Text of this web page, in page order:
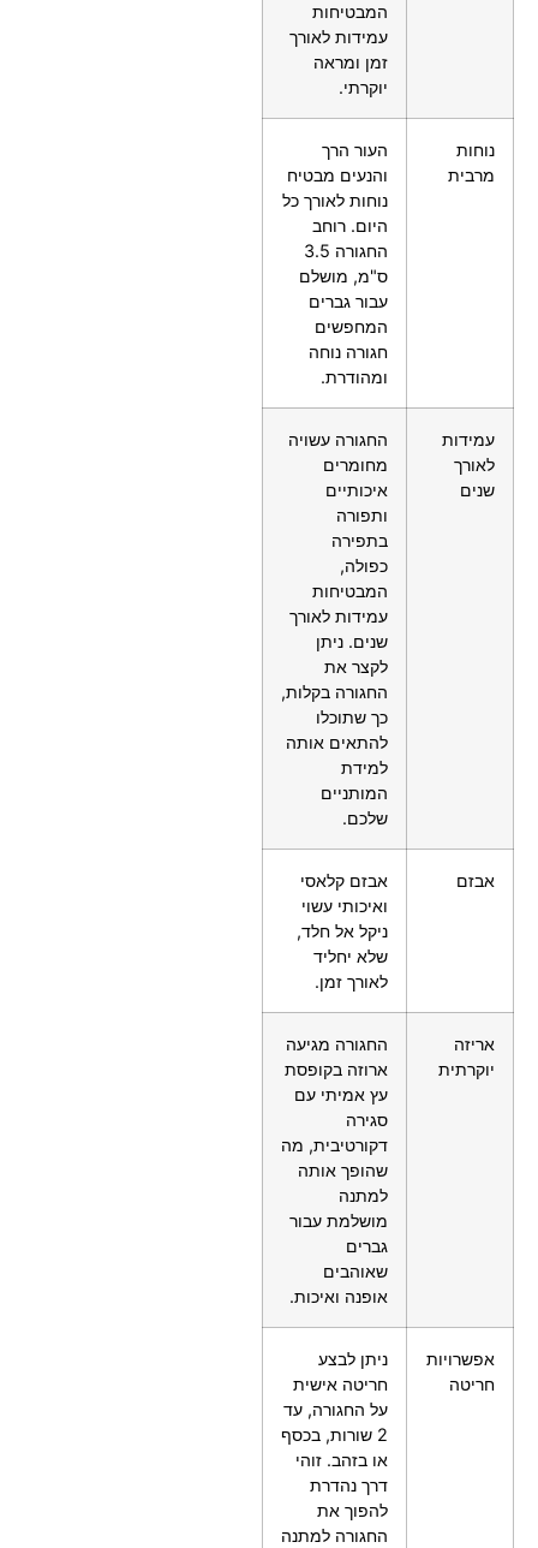
המבטיחות
עמידות לאורך
זמן ומראה
יוקרתי.
נוחות
מרבית
העור הרך
והנעים מבטיח
נוחות לאורך כל
היום. רוחב
החגורה 3.5
ס"מ, מושלם
עבור גברים
המחפשים
חגורה נוחה
ומהודרת.
עמידות
לאורך
שנים
החגורה עשויה
מחומרים
איכותיים
ותפורה
בתפירה
כפולה,
המבטיחות
עמידות לאורך
שנים. ניתן
לקצר את
החגורה בקלות,
כך שתוכלו
להתאים אותה
למידת
המותניים
שלכם.
אבזם
אבזם קלאסי
ואיכותי עשוי
ניקל אל חלד,
שלא יחליד
לאורך זמן.
אריזה
יוקרתית
החגורה מגיעה
ארוזה בקופסת
עץ אמיתי עם
סגירה
דקורטיבית, מה
שהופך אותה
למתנה
מושלמת עבור
גברים
שאוהבים
אופנה ואיכות.
אפשרויות
חריטה
ניתן לבצע
חריטה אישית
על החגורה, עד
2 שורות, בכסף
או בזהב. זוהי
דרך נהדרת
להפוך את
החגורה למתנה